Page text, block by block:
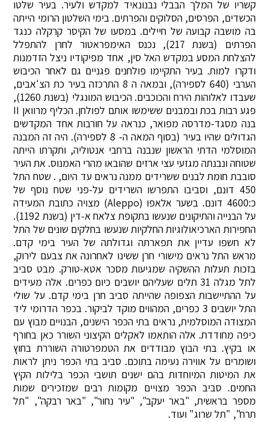
קשריו של המלך הבבלי נבנונאיד למקדש ולעיר. בעיר שלטו
הכשדים, הפרסים, הסלוקים והפרתים. בימי השלטון הרומי הייתה
בה מושבה קבועה של חיילים. במסעו של הקיסר קרקלה כנגד
הפרתים (בשנת 217), נכנס האימפראטור לחרן להתפלל
להצלחת המסע במקדש האל סין, אחד מפיקודיו ניצל הזדמנות
ודקרו למות. בעיר התקיימו פולחנים פגניים גם לאחר הכיבוש
הערבי (640 לספירה), ובמאה ה 8 התרכזה בעיר כת הצ'אבים,
שעבדו לאלוהות הירח והכוכבים. הכיבוש המונגלי (בשנת 1260),
פגע רבות בכת ובמבנים ששימשו אותם לפולחן. הכליף מרוואן II
בנה מסגד-מדרסה מפואר, כנראה על חורבות אחד המקדשים
הגדולים שהיו בעיר (בסוף המאה ה- 8 לספירה). היה זה המבנה
המוסלמי הדתי הראשון שנבנה ברחבי אנטוליה, ותקרתו הייתה
שטוחה ונבנתה מגזעי עצי ארזים שהובאו מהרי האמנוס. את העיר
סובבת חומת לבנים ששרידים ממנה נראים עד היום, . שטח התל
450 דונם, וסביבו התפרשו השרידים על-פני שטח נוסף של
כ:4600 דונם. בשער אלאפו (Aleppo) מצויה כתובת המעידה
על הבנייה והתיקונים שנעשו בתקופת צלאח א-דין (בשנת 1192).
החפירות הארכיאולוגיות החלקיות שנעשו בחלקים שונים של התל
לא חשפו עדיין את תפארתה וגדולתה של העיר בימי קדם.
מראש התל נראים מישורי חרן ששינו לאחרונה את צבעם לירוק,
בזכות תעלות ההשקיה שמגיעות מסכר אטא-טורק. מבט סביב
לתל מגלה 31 תלים שעליהם יושבים כיום כפרים. אלה מעידים
על ההתיישבות הצפופה שהייתה סביב חרן בימי קדם. על שולי
התל יושבים 3 כפרים, המהווים מוקד לביקור. בכפר הדרומי ליד
המצודה המוסלמית, נראים בתי הכפר הישנים, הבנויים מבוץ עם
כיפה מחודדת. אלה הותאמו לאקלים הקיצוני השורר כאן בחורף
או בקיץ. בתי הבוץ מבודדים את הטמפרטורה השוררת בחוץ
ושומרים על אווירה נעימה בתוכם. סביב בתי הכפר ניתן לראות
את המיטות המיוחדות בהם ישנים תושבי הכפר בלילות הקיץ
החמים. סביב הכפר מצויים מקומות רבים שמזכירים שמות
מספר בראשית, "באר יעקב", "עיר נחור", "באר רבקה", "תל
תרח", "תל שרוג" ועוד.